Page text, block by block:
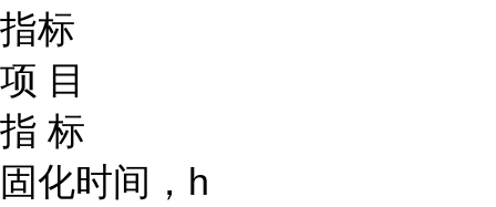
指标
项 目
指 标
固化时间，h